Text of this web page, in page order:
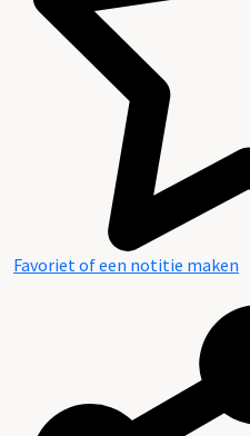
Favoriet of een notitie maken